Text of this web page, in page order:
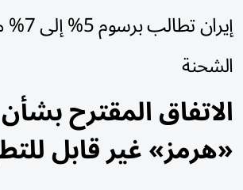
إيران
الشحنة
الاتفاق المقترح
«هرمز» غير قابل